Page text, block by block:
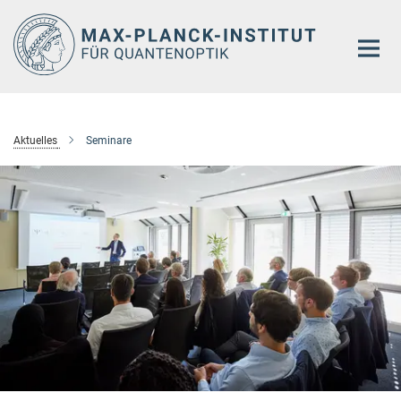
Hauptinhalt
Aktuelles Seminare